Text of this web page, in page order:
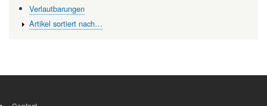
Verlautbarungen
Artikel sortiert nach…